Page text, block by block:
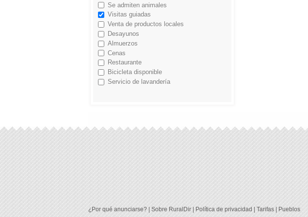
Se admiten animales
Visitas guiadas
Venta de productos locales
Desayunos
Almuerzos
Cenas
Restaurante
Bicicleta disponible
Servicio de lavandería
¿Por qué anunciarse?| Sobre RuralDir | Política de privacidad|Tarifas | Pueblos